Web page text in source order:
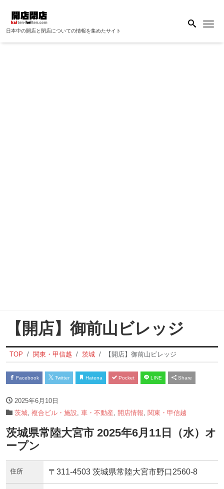
日本中の開店と閉店についての情報を集めたサイト
【開店】御前山ビレッジ
TOP 関東・甲信越 茨城 【開店】御前山ビレッジ
Facebook Twitter Hatena Pocket LINE Share
2025年6月10日
茨城 複合ビル・施設 車・不動産 開店情報 関東・甲信越
茨城県常陸大宮市 2025年6月11日（水）オ
ープン
住所 〒311-4503 茨城県常陸大宮市野口2560-8